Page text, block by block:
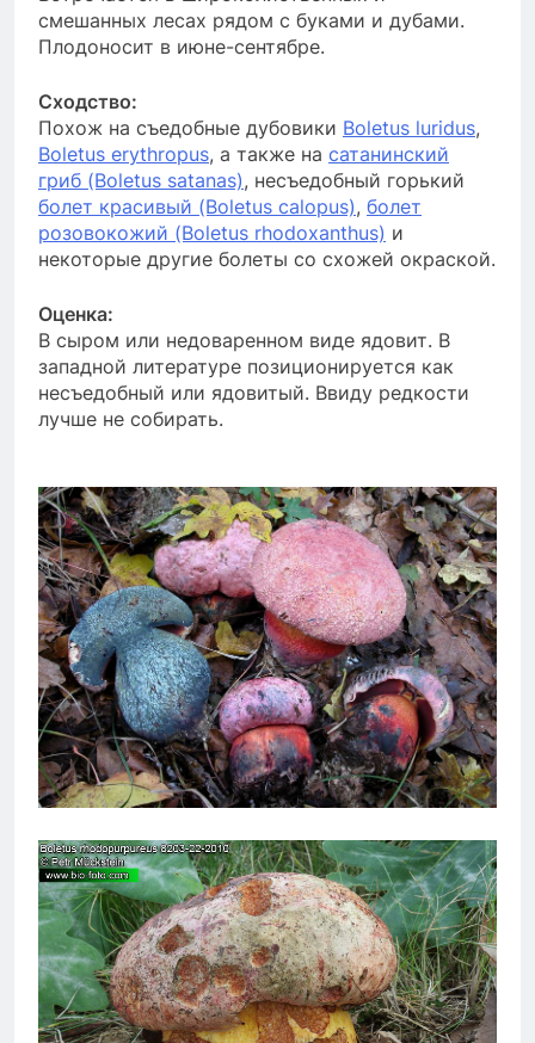
смешанных лесах рядом с буками и дубами.
Плодоносит в июне-сентябре.
Сходство:
Похож на съедобные дубовики Boletus luridus,
Boletus erythropus, а также на сатанинский
гриб (Boletus satanas), несъедобный горький
болет красивый (Boletus calopus), болет
розовокожий (Boletus rhodoxanthus) и
некоторые другие болеты со схожей окраской.
Оценка:
В сыром или недоваренном виде ядовит. В
западной литературе позиционируется как
несъедобный или ядовитый. Ввиду редкости
лучше не собирать.